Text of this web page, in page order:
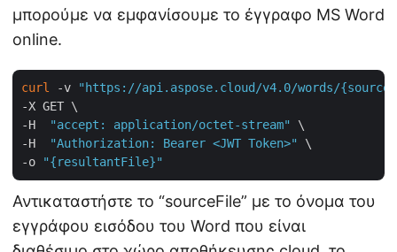
μπορούμε να εμφανίσουμε το έγγραφο MS Word
online.
curl -v
"https://api.aspose.cloud/v4.0/words/
-X GET \
-H
"accept: application/octet-stream"
\
-H
"Authorization: Bearer <JWT Token>"
\
-o
"{resultantFile}"
Αντικαταστήστε το “sourceFile” με το όνομα του
εγγράφου εισόδου του Word που είναι